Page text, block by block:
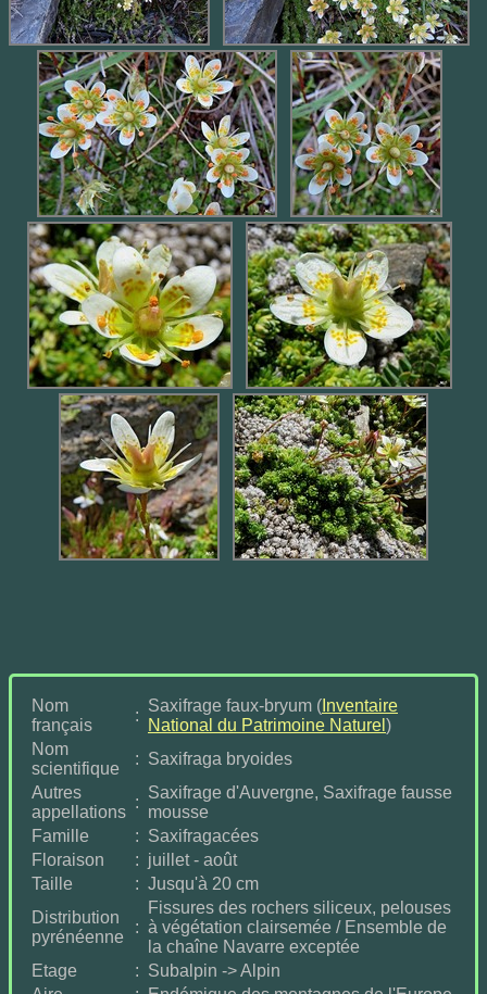
Nom
français
:
Saxifrage faux-bryum ( Inventaire
National du Patrimoine Naturel )
Nom
scientifique
: Saxifraga bryoides
Autres
appellations
:
Saxifrage d'Auvergne, Saxifrage fausse
mousse
Famille
: Saxifragacées
Floraison
: juillet - août
Taille
: Jusqu'à 20 cm
Distribution
pyrénéenne
:
Fissures des rochers siliceux, pelouses
à végétation clairsemée / Ensemble de
la chaîne Navarre exceptée
Etage
: Subalpin -> Alpin